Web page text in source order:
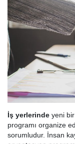
İş yerlerinde yeni
programı organize
sorumludur. İnsan